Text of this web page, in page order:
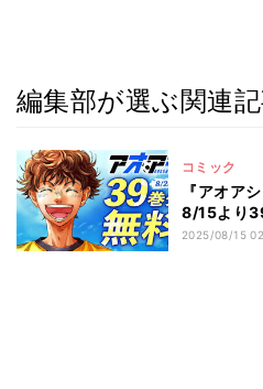
編集部が選ぶ関連
コミック
『アオア
8/15より
2025/08/15